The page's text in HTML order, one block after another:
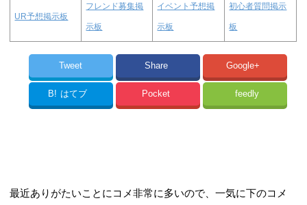
UR予想掲示板
フレンド募集掲
示板
イベント予想掲
示板
初心者質問掲示
板
Tweet Share Google+
B! はてブ Pocket feedly
最近ありがたいことにコメ非常に多いので、一気に下のコメ